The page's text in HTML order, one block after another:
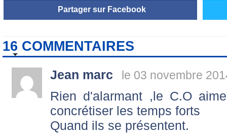
Partager sur Facebook
16 COMMENTAIRES
Jean marc le 03 novembre
Rien d'alarmant ,le C.O
concrétiser les temps forts
Quand ils se présentent.